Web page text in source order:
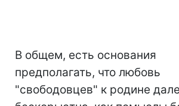
В общем, есть основания
предполагать, что любовь
"свободовцев" к родине